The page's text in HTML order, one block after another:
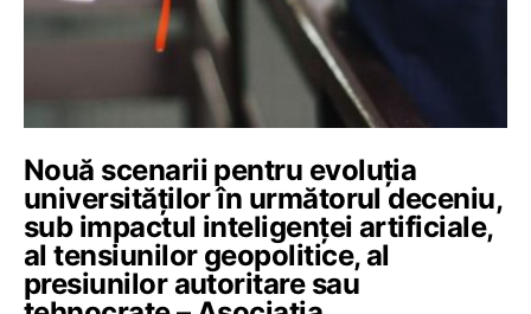
Nouă scenarii pentru evoluția
universităților în următorul deceniu,
sub impactul inteligenței artificiale,
al tensiunilor geopolitice, al
presiunilor autoritare sau